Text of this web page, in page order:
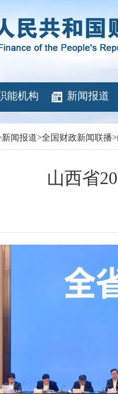
能机构 新闻报道
新闻报道>全国财政新闻联播>
山西省